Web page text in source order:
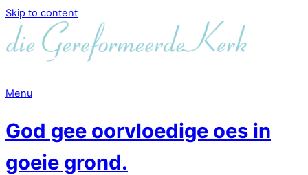
Skip to content
Menu
God gee oorvloedige oes in
goeie grond.